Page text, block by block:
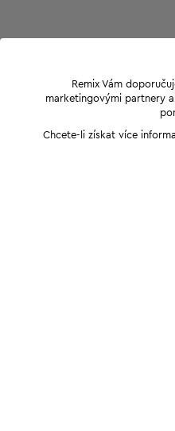
Remix Vám
marketingovými partnery
Chcete-li získat více